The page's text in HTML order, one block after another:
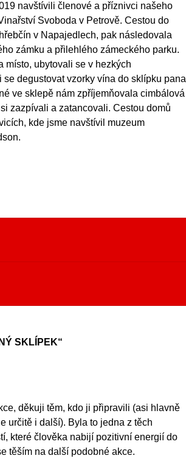
navštívili členové a příznivci našeho
Svoboda v Petrově. Cestou do
v Napajedlech, pak následovala
zámku a přilehlého zámeckého parku.
místo, ubytovali se v hezkých
se degustovat vzorky vína do sklípku pana
ve sklepě nám zpříjemňovala cimbálová
zazpívali a zatancovali. Cestou domů
kde jsme navštívil muzeum
SKLÍPEK“
děkuji těm, kdo ji připravili (asi hlavně
určitě i další). Byla to jedna z těch
které člověka nabijí pozitivní energií do
těším na další podobné akce.